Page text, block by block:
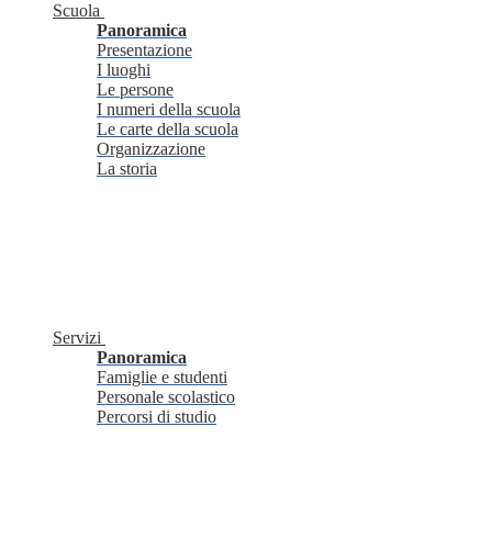
Scuola
Panoramica
Presentazione
I luoghi
Le persone
I numeri della scuola
Le carte della scuola
Organizzazione
La storia
Servizi
Panoramica
Famiglie e studenti
Personale scolastico
Percorsi di studio